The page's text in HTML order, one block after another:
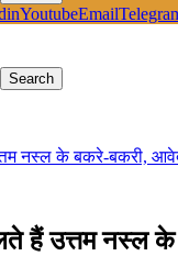
YoutubeEmail
Search
नस्ल के बकरे-बकरी,
हैं उत्तम नस्ल